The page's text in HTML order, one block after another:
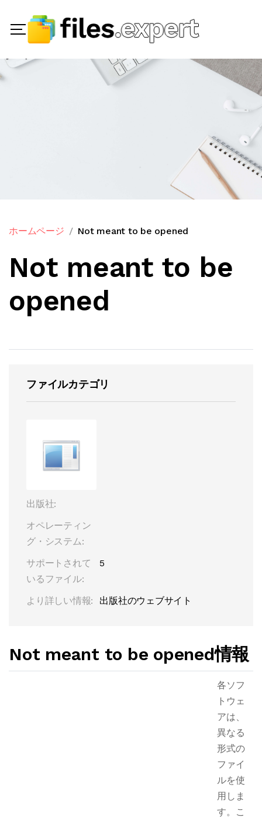
ホームページ Not meant to be opened
Not meant to be
opened
ファイルカテゴリ
出版社:
オペレーティン
グ・システム:
サポートされて
いるファイル:
5
より詳しい情報: 出版社のウェブサイト
Not meant to be opened情報
各ソフ
トウェ
アは、
異なる
形式の
ファイ
ルを使
用しま
す。こ